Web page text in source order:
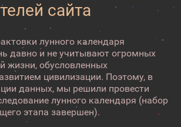
сайта
лунного календаря
давно и не учитывают огромных
жизни, обусловленных
цивилизации. Поэтому, в
данных, мы решили провести
лунного календаря (набор
этапа завершен).